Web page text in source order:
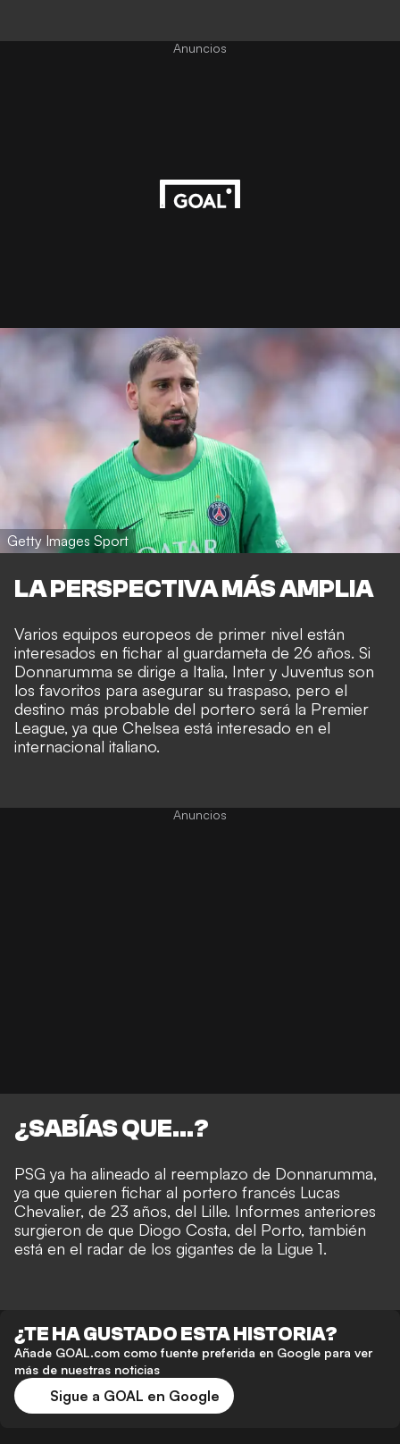
Anuncios
Getty Images Sport
LA PERSPECTIVA MÁS AMPLIA
Varios equipos europeos de primer nivel están
interesados en fichar al guardameta de 26 años. Si
Donnarumma se dirige a Italia, Inter y Juventus son
los favoritos para asegurar su traspaso, pero el
destino más probable del portero será la Premier
League, ya que Chelsea está interesado en el
internacional italiano.
¿SABÍAS QUE...?
PSG ya ha alineado al reemplazo de Donnarumma,
ya que quieren fichar al portero francés Lucas
Chevalier, de 23 años, del Lille. Informes anteriores
surgieron de que Diogo Costa, del Porto, también
está en el radar de los gigantes de la Ligue 1.
¿TE HA GUSTADO ESTA HISTORIA?
Añade GOAL.com como fuente preferida en Google para ver
más de nuestras noticias
Sigue a GOAL en Google